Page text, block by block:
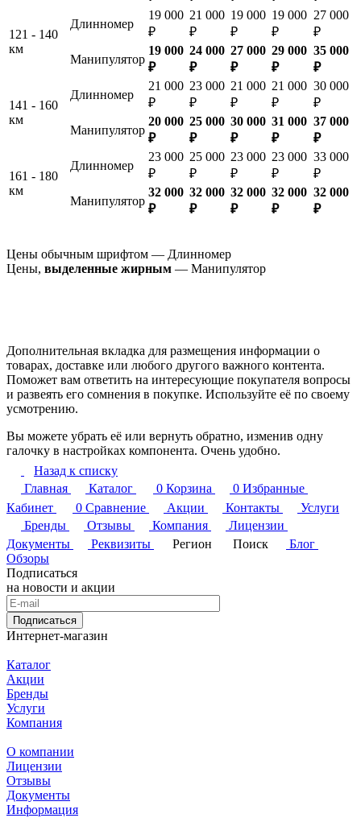
121 - 140
км
Длинномер
19 000
₽
21 000
₽
19 000
₽
19 000
₽
27 000
₽
Манипулятор
19 000
₽
24 000
₽
27 000
₽
29 000
₽
35 000
₽
141 - 160
км
Длинномер
21 000
₽
23 000
₽
21 000
₽
21 000
₽
30 000
₽
Манипулятор
20 000
₽
25 000
₽
30 000
₽
31 000
₽
37 000
₽
161 - 180
км
Длинномер
23 000
₽
25 000
₽
23 000
₽
23 000
₽
33 000
₽
Манипулятор
32 000
₽
32 000
₽
32 000
₽
32 000
₽
32 000
₽
Цены обычным шрифтом — Длинномер
Цены, выделенные жирным — Манипулятор
Дополнительная вкладка для размещения информации о
товарах, доставке или любого другого важного контента.
Поможет вам ответить на интересующие покупателя вопросы
и развеять его сомнения в покупке. Используйте её по своему
усмотрению.
Вы можете убрать её или вернуть обратно, изменив одну
галочку в настройках компонента. Очень удобно.
Назад к списку
Главная
Каталог 0 Корзина 0 Избранные
Кабинет
0 Сравнение Акции Контакты
Услуги
Бренды
Отзывы Компания
Лицензии
Документы
Реквизиты Регион Поиск
Блог
Обзоры
Подписаться
на новости и акции
Подписаться
Интернет-магазин
Каталог
Акции
Бренды
Услуги
Компания
О компании
Лицензии
Отзывы
Документы
Информация